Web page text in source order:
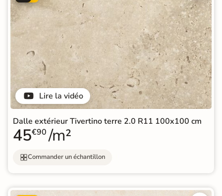
Lire la vidéo
Dalle extérieur Tivertino terre 2.0 R11 100x100 cm
45€90 /m²
Commander un échantillon